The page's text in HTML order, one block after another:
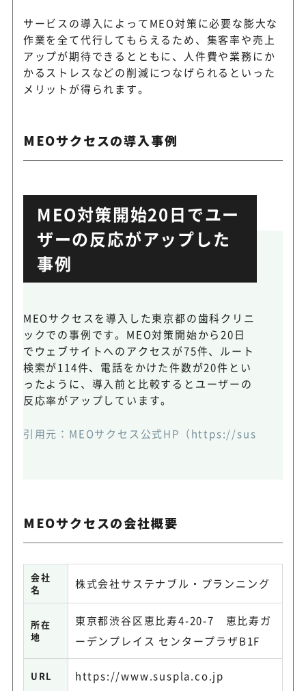
サービスの導入によってMEO対策に必要な膨大な
作業を全て代行してもらえるため、集客率や売上
アップが期待できるとともに、人件費や業務にか
かるストレスなどの削減につなげられるといった
メリットが得られます。
MEOサクセスの導入事例
MEO対策開始20日でユー
ザーの反応がアップした
事例
MEOサクセスを導入した東京都の歯科クリニ
ックでの事例です。MEO対策開始から20日
でウェブサイトへのアクセスが75件、ルート
検索が114件、電話をかけた件数が20件とい
ったように、導入前と比較するとユーザーの
反応率がアップしています。
引用元： MEOサクセス公式HP （https://
MEOサクセスの会社概要
会社
名
株式会社サステナブル・プランニング
所在
地
東京都渋谷区恵比寿4-20-7 恵比寿ガ
ーデンプレイス センタープラザB1F
URL https://www.suspla.co.jp